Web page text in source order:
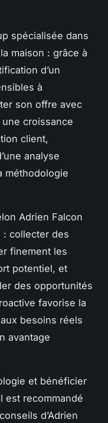
spécialisée dans
maison : grâce à
d’un
à
son offre avec
croissance
client,
analyse
méthodologie
Adrien Falcon
: collecter des
finement les
potentiel, et
des opportunités
favorise la
besoins réels
avantage
et bénéficier
est recommandé
d’Adrien